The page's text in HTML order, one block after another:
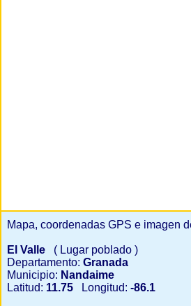
Mapa, coordenadas GPS e imagen
El Valle
( Lugar poblado )
Departamento: Granada
Municipio: Nandaime
Latitud: 11.75 Longitud: -86.1